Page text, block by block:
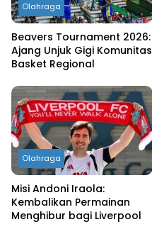
Olahraga
Beavers Tournament 2026:
Ajang Unjuk Gigi Komunitas
Basket Regional
Olahraga
Misi Andoni Iraola:
Kembalikan Permainan
Menghibur bagi Liverpool